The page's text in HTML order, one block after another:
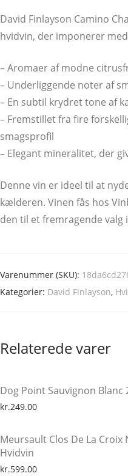
David Finlayson Camino
hvidvin, der imponerer
– Aromaer af modne
– Underliggende noter af
– En subtil krydret tone af
– Fremstillet fra fire
smagsprofil
– Elegant mineralitet, der
Denne vin er ideel til at
kælderen. Vinen fås hos
den til et fremragende valg
Varenummer (SKU):
Kategorier: David Finlayson,
Relaterede varer
Dog Point Sauvignon Blanc
kr.249.00
Meursault Clos De La Croix
Hvidvin
kr.599.00